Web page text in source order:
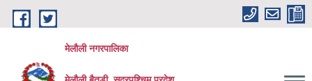
Skip to main content
मेलौली नगरपालिका